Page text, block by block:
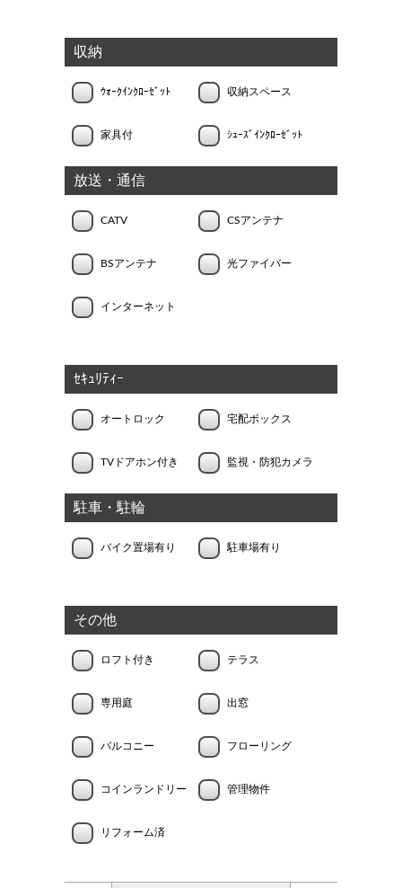
収納
ｳｫｰｸｲﾝｸﾛｰｾﾞｯﾄ 収納スペース
家具付 ｼｭｰｽﾞｲﾝｸﾛｰｾﾞｯﾄ
放送・通信
CATV CSアンテナ
BSアンテナ 光ファイバー
インターネット
ｾｷｭﾘﾃｨｰ
オートロック 宅配ボックス
TVドアホン付き 監視・防犯カメラ
駐車・駐輪
バイク置場有り 駐車場有り
その他
ロフト付き テラス
専用庭 出窓
バルコニー フローリング
コインランドリー 管理物件
リフォーム済